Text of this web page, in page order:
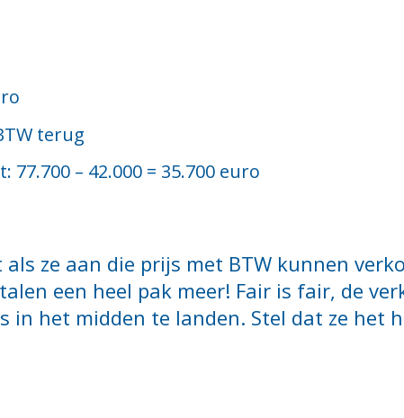
terug
– 42.000 = 35.700 euro
ze aan die prijs met BTW kunnen
een heel pak meer! Fair is fair, de
in het midden te landen. Stel dat ze het